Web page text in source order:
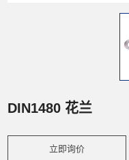
DIN1480 花兰
立即询价